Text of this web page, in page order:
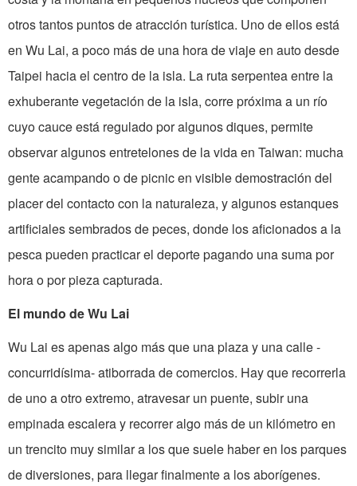
otros tantos puntos de atracción turística. Uno de ellos está
en Wu Lai, a poco más de una hora de viaje en auto desde
Taipei hacia el centro de la isla. La ruta serpentea entre la
exhuberante vegetación de la isla, corre próxima a un río
cuyo cauce está regulado por algunos diques, permite
observar algunos entretelones de la vida en Taiwan: mucha
gente acampando o de picnic en visible demostración del
placer del contacto con la naturaleza, y algunos estanques
artificiales sembrados de peces, donde los aficionados a la
pesca pueden practicar el deporte pagando una suma por
hora o por pieza capturada.
El mundo de Wu Lai
Wu Lai es apenas algo más que una plaza y una calle -
concurridísima- atiborrada de comercios. Hay que recorrerla
de uno a otro extremo, atravesar un puente, subir una
empinada escalera y recorrer algo más de un kilómetro en
un trencito muy similar a los que suele haber en los parques
de diversiones, para llegar finalmente a los aborígenes.